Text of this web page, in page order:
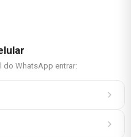
do WhatsApp entrar: